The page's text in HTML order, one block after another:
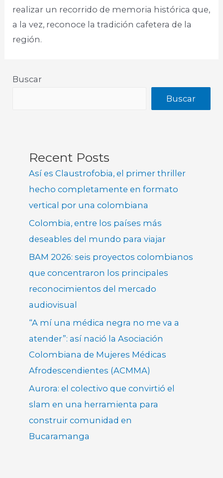
realizar un recorrido de memoria histórica que,
a la vez, reconoce la tradición cafetera de la
región.
Buscar
Buscar
Recent Posts
Así es Claustrofobia, el primer thriller
hecho completamente en formato
vertical por una colombiana
Colombia, entre los países más
deseables del mundo para viajar
BAM 2026: seis proyectos colombianos
que concentraron los principales
reconocimientos del mercado
audiovisual
“A mí una médica negra no me va a
atender”: así nació la Asociación
Colombiana de Mujeres Médicas
Afrodescendientes (ACMMA)
Aurora: el colectivo que convirtió el
slam en una herramienta para
construir comunidad en
Bucaramanga